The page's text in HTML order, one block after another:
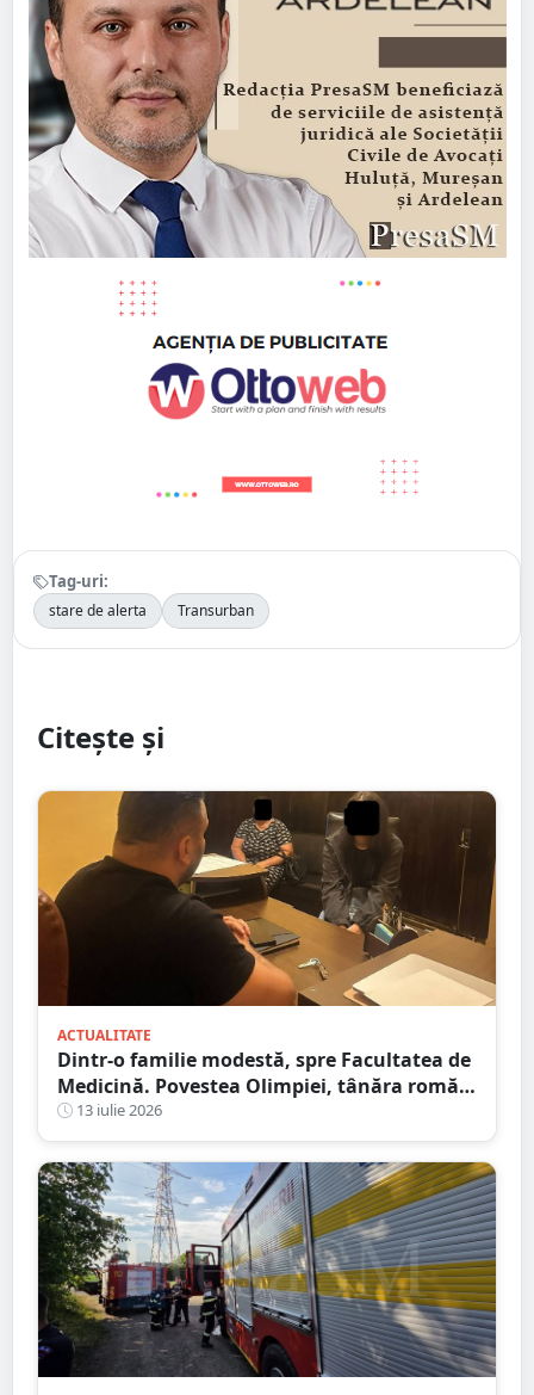
Tag-uri:
stare de alerta Transurban
Citește și
ACTUALITATE
Dintr-o familie modestă, spre Facultatea de
Medicină. Povestea Olimpiei, tânăra romă
care refuză să lase sărăcia să-i decidă
viitorul
13 iulie 2026